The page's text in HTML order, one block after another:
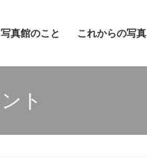
写真館のこと これからの写真
ト